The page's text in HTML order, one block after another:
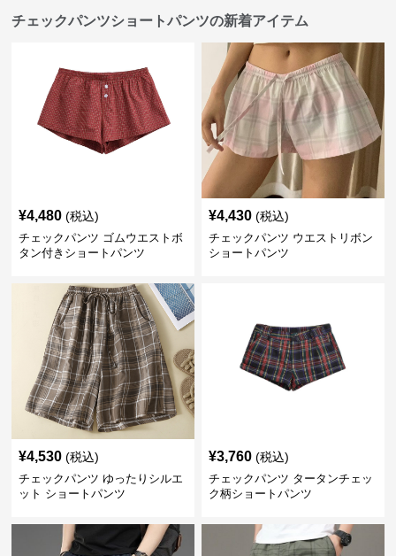
チェックパンツショートパンツの新着アイテム
¥4,480 (税込)
チェックパンツ ゴムウエストボ
タン付きショートパンツ
¥4,430 (税込)
チェックパンツ ウエストリボン
ショートパンツ
¥4,530 (税込)
チェックパンツ ゆったりシルエ
ット ショートパンツ
¥3,760 (税込)
チェックパンツ タータンチェッ
ク柄ショートパンツ